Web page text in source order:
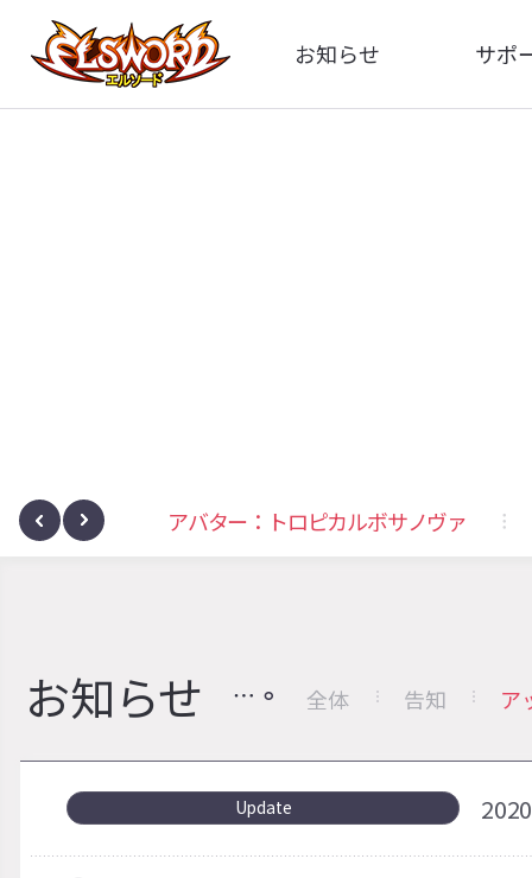
お知らせ
全体
サポ
サノヴァ 召喚石：ユーフォー
お知らせ 全体 告知 ア
Update